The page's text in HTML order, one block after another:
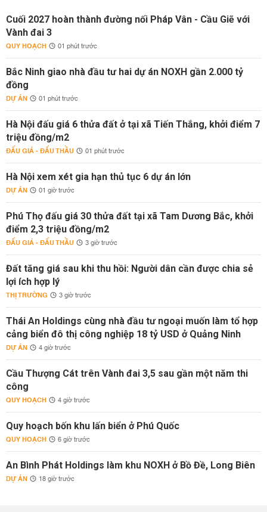
Cuối 2027 hoàn thành đường nối Pháp Vân - Cầu Giẽ với
Vành đai 3
QUY HOẠCH 01 phút trước
Bắc Ninh giao nhà đầu tư hai dự án NOXH gần 2.000 tỷ
đồng
DỰ ÁN 01 phút trước
Hà Nội đấu giá 6 thửa đất ở tại xã Tiến Thắng, khởi điểm 7
triệu đồng/m2
ĐẤU GIÁ - ĐẤU THẦU 01 phút trước
Hà Nội xem xét gia hạn thủ tục 6 dự án lớn
DỰ ÁN 01 giờ trước
Phú Thọ đấu giá 30 thửa đất tại xã Tam Dương Bắc, khởi
điểm 2,3 triệu đồng/m2
ĐẤU GIÁ - ĐẤU THẦU 3 giờ trước
Đất tăng giá sau khi thu hồi: Người dân cần được chia sẻ
lợi ích hợp lý
THỊ TRƯỜNG 3 giờ trước
Thái An Holdings cùng nhà đầu tư ngoại muốn làm tổ hợp
cảng biển đô thị công nghiệp 18 tỷ USD ở Quảng Ninh
DỰ ÁN 4 giờ trước
Cầu Thượng Cát trên Vành đai 3,5 sau gần một năm thi
công
QUY HOẠCH 4 giờ trước
Quy hoạch bốn khu lấn biển ở Phú Quốc
QUY HOẠCH 6 giờ trước
An Bình Phát Holdings làm khu NOXH ở Bồ Đề, Long Biên
DỰ ÁN 18 giờ trước